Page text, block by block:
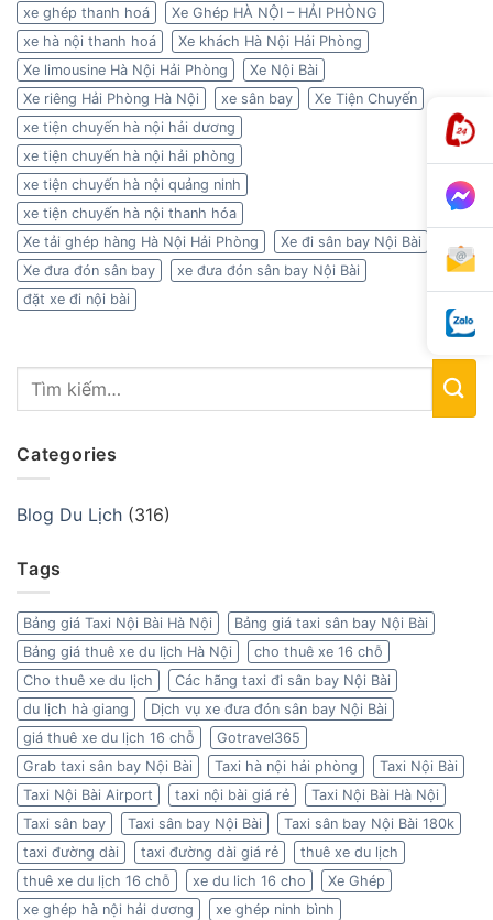
xe ghép thanh hoá
Xe Ghép HÀ NỘI – HẢI PHÒNG
xe hà nội thanh hoá
Xe khách Hà Nội Hải Phòng
Xe limousine Hà Nội Hải Phòng
Xe Nội Bài
Xe riêng Hải Phòng Hà Nội
xe sân bay
Xe Tiện Chuyến
xe tiện chuyến hà nội hải dương
xe tiện chuyến hà nội hải phòng
xe tiện chuyến hà nội quảng ninh
xe tiện chuyến hà nội thanh hóa
Xe tải ghép hàng Hà Nội Hải Phòng
Xe đi sân bay Nội Bài
Xe đưa đón sân bay
xe đưa đón sân bay Nội Bài
đặt xe đi nội bài
Categories
Blog Du Lịch (316)
Tags
Bảng giá Taxi Nội Bài Hà Nội
Bảng giá taxi sân bay Nội Bài
Bảng giá thuê xe du lịch Hà Nội
cho thuê xe 16 chỗ
Cho thuê xe du lịch
Các hãng taxi đi sân bay Nội Bài
du lịch hà giang
Dịch vụ xe đưa đón sân bay Nội Bài
giá thuê xe du lịch 16 chỗ
Gotravel365
Grab taxi sân bay Nội Bài
Taxi hà nội hải phòng
Taxi Nội Bài
Taxi Nội Bài Airport
taxi nội bài giá rẻ
Taxi Nội Bài Hà Nội
Taxi sân bay
Taxi sân bay Nội Bài
Taxi sân bay Nội Bài 180k
taxi đường dài
taxi đường dài giá rẻ
thuê xe du lịch
thuê xe du lịch 16 chỗ
xe du lich 16 cho
Xe Ghép
xe ghép hà nội hải dương
xe ghép ninh bình